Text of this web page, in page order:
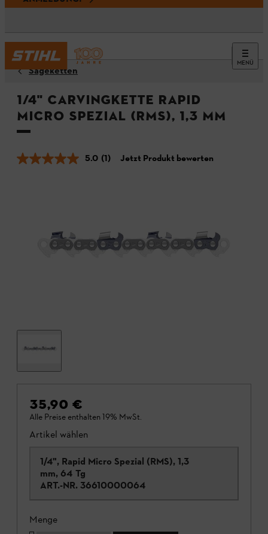
MENÜ
Sägeketten
1/4" Carvingkette Rapid
Micro Spezial (RMS), 1,3 mm
5.0 (1) Jetzt Produkt bewerten
35,90 €
Alle Preise enthalten 19% MwSt.
Artikel wählen
1/4", Rapid Micro Spezial (RMS), 1,3
mm, 64 Tg
ART.-NR. 36610000064
Menge